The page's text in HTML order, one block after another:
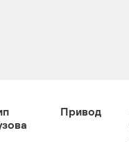
Привод